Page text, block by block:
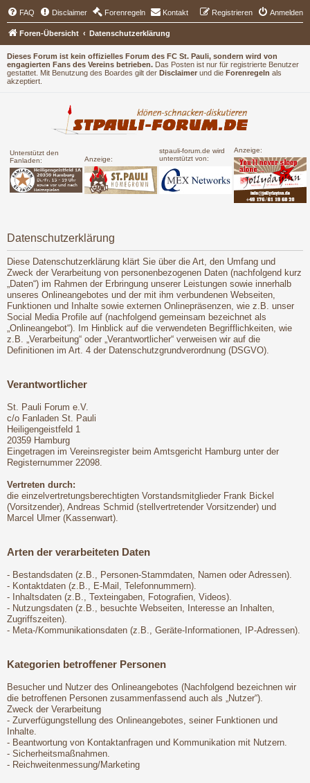
Dieses Forum ist kein offizielles Forum des FC St. Pauli, sondern wird von
engagierten Fans des Vereins betrieben. Das Posten ist nur für registrierte Benutzer
gestattet. Mit Benutzung des Boardes gilt der Disclaimer und die Forenregeln als
akzeptiert.
Unterstützt den
Fanladen:
Anzeige:
stpauli-forum.de wird
unterstützt von:
Anzeige:
FAQ Disclaimer Forenregeln Kontakt Anmelden
Registrieren
Foren-Übersicht Datenschutzerklärung
Datenschutzerklärung
Diese Datenschutzerklärung klärt Sie über die Art, den Umfang und
Zweck der Verarbeitung von personenbezogenen Daten (nachfolgend kurz
„Daten“) im Rahmen der Erbringung unserer Leistungen sowie innerhalb
unseres Onlineangebotes und der mit ihm verbundenen Webseiten,
Funktionen und Inhalte sowie externen Onlinepräsenzen, wie z.B. unser
Social Media Profile auf (nachfolgend gemeinsam bezeichnet als
„Onlineangebot“). Im Hinblick auf die verwendeten Begrifflichkeiten, wie
z.B. „Verarbeitung“ oder „Verantwortlicher“ verweisen wir auf die
Definitionen im Art. 4 der Datenschutzgrundverordnung (DSGVO).
Verantwortlicher
St. Pauli Forum e.V.
c/o Fanladen St. Pauli
Heiligengeistfeld 1
20359 Hamburg
Eingetragen im Vereinsregister beim Amtsgericht Hamburg unter der
Registernummer 22098.
Vertreten durch:
die einzelvertretungsberechtigten Vorstandsmitglieder Frank Bickel
(Vorsitzender), Andreas Schmid (stellvertretender Vorsitzender) und
Marcel Ulmer (Kassenwart).
Arten der verarbeiteten Daten
- Bestandsdaten (z.B., Personen-Stammdaten, Namen oder Adressen).
- Kontaktdaten (z.B., E-Mail, Telefonnummern).
- Inhaltsdaten (z.B., Texteingaben, Fotografien, Videos).
- Nutzungsdaten (z.B., besuchte Webseiten, Interesse an Inhalten,
Zugriffszeiten).
- Meta-/Kommunikationsdaten (z.B., Geräte-Informationen, IP-Adressen).
Kategorien betroffener Personen
Besucher und Nutzer des Onlineangebotes (Nachfolgend bezeichnen wir
die betroffenen Personen zusammenfassend auch als „Nutzer“).
Zweck der Verarbeitung
- Zurverfügungstellung des Onlineangebotes, seiner Funktionen und
Inhalte.
- Beantwortung von Kontaktanfragen und Kommunikation mit Nutzern.
- Sicherheitsmaßnahmen.
- Reichweitenmessung/Marketing